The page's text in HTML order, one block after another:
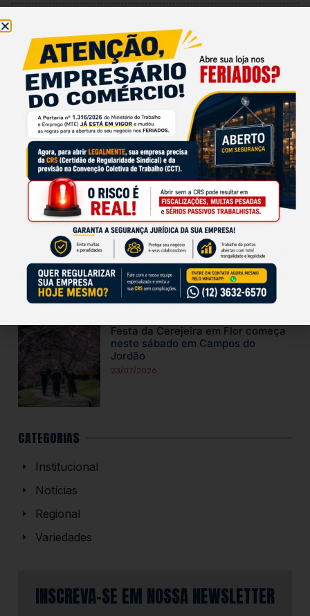
Comércio da região perde 1.590
empregos formais no 1º semestre,
pior resultado desde a pandemia
03/08/2026
Vendas do Dia dos Pais devem
crescer 3% na região
03/08/2026
Sincovat Negócios completa 15
anos na TV Band Vale
24/07/2026
Festa da Cerejeira em Flor começa
neste sábado em Campos do
Jordão
23/07/2026
CATEGORIAS
Institucional
Notícias
Regional
Variedades
INSCREVA-SE EM NOSSA NEWSLETTER